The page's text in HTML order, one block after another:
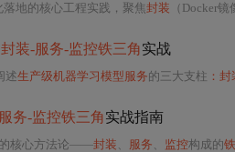
落地的核心工程实践，聚焦封装 （Docker
装-服务-监控铁三角实战
述生产级机器学习模型服务的三大支柱 ：
务-监控铁三角实战指南
核心方法论——封装 、 服务 、 监控构成的